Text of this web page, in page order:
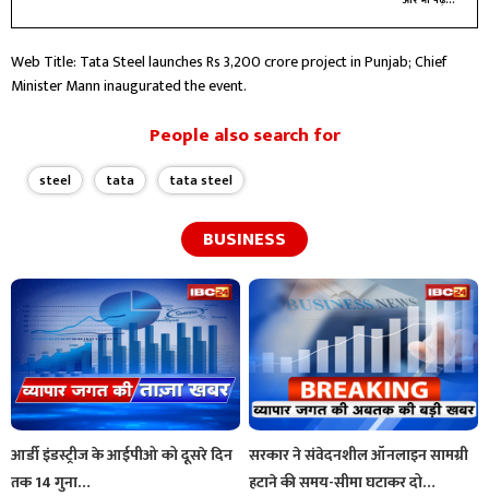
Web Title: Tata Steel launches Rs 3,200 crore project in Punjab; Chief
Minister Mann inaugurated the event.
People also search for
steel tata tata steel
BUSINESS
आर्डी इंडस्ट्रीज के आईपीओ को दूसरे दिन
तक 14 गुना…
सरकार ने संवेदनशील ऑनलाइन सामग्री
हटाने की समय-सीमा घटाकर दो…